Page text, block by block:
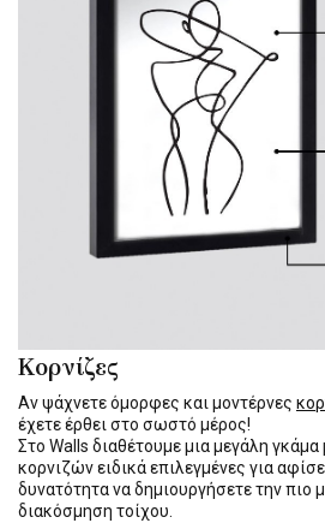
Κορνίζες
Αν ψάχνετε όμορφες και μοντέρνες
έχετε έρθει στο σωστό μέρος!
Στο Walls διαθέτουμε μια μεγάλη
κορνιζών ειδικά επιλεγμένες για
δυνατότητα να δημιουργήσετε την πιο
διακόσμηση τοίχου.